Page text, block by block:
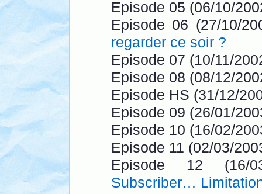
Episode 05 (06/10/
Episode 06 (27/10/
regarder ce soir ?
Episode 07 (10/11/
Episode 08 (08/12/
Episode HS (31/12/
Episode 09 (26/01/
Episode 10 (16/02/
Episode 11 (02/03/
Episode 12
Subscriber…